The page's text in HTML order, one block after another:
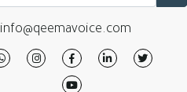
info@qeemavoice.com